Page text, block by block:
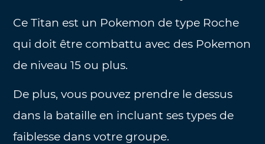
Ce Titan est un Pokemon de type Roche
qui doit être combattu avec des Pokemon
de niveau 15 ou plus.
De plus, vous pouvez prendre le dessus
dans la bataille en incluant ses types de
faiblesse dans votre groupe.